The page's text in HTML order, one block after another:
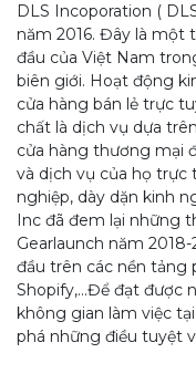
DLS Incoporation (
năm 2016. Đây là một
đầu của Việt Nam
biên giới. Hoạt động
cửa hàng bán lẻ trực
chất là dịch vụ dựa
cửa hàng thương mại
và dịch vụ của họ trực
nghiệp, dày dặn kinh
Inc đã đem lại những
Gearlaunch năm
đầu trên các nền tảng
Shopify,...Để đạt được
không gian làm việc
phá những điều tuyệt